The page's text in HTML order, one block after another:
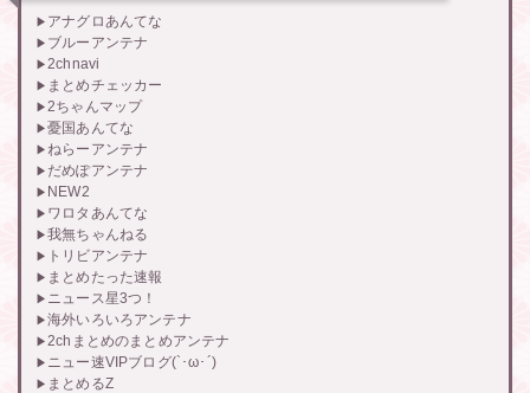
アナグロあんてな
ブルーアンテナ
2chnavi
まとめチェッカー
2ちゃんマップ
憂国あんてな
ねらーアンテナ
だめぽアンテナ
NEW2
ワロタあんてな
我無ちゃんねる
トリビアンテナ
まとめたった速報
ニュース星3つ！
海外いろいろアンテナ
2chまとめのまとめアンテナ
ニュー速VIPブログ(`･ω･´)
まとめるZ